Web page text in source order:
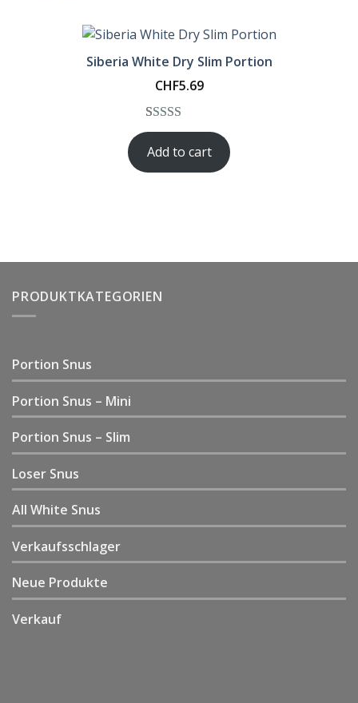
Siberia White Dry Slim Portion
CHF5.69
Rated5.00
out of 5
based on
1
Add to cart
PRODUKTKATEGORIEN
Portion Snus
Portion Snus – Mini
Portion Snus – Slim
Loser Snus
All White Snus
Verkaufsschlager
Neue Produkte
Verkauf